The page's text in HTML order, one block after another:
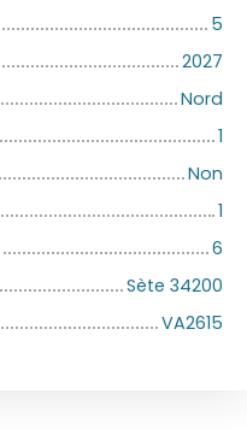
5
2027
Nord
1
Non
1
6
Sète 34200
VA2615